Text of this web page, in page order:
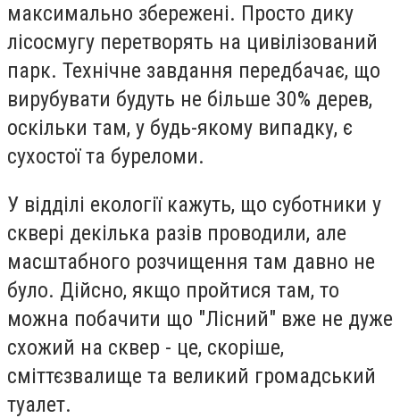
максимально збережені. Просто дику
лісосмугу перетворять на цивілізований
парк. Технічне завдання передбачає, що
вирубувати будуть не більше 30% дерев,
оскільки там, у будь-якому випадку, є
сухостої та буреломи.
У відділі екології кажуть, що суботники у
сквері декілька разів проводили, але
масштабного розчищення там давно не
було. Дійсно, якщо пройтися там, то
можна побачити що "Лісний" вже не дуже
схожий на сквер - це, скоріше,
сміттєзвалище та великий громадський
туалет.